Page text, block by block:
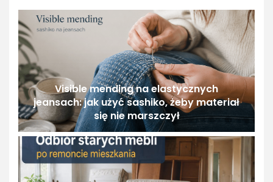
Visible mending na elastycznych
jeansach: jak użyć sashiko, żeby materiał
się nie marszczył